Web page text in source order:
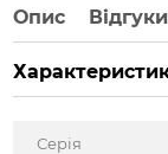
Опис
Відгуки
Серія